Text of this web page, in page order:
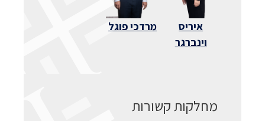
איריס
וינברגר
מרדכי פוגל
מחלקות קשורות